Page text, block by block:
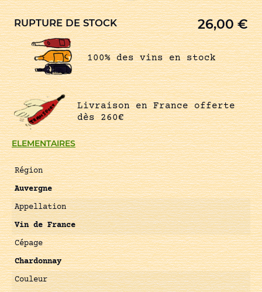
ELEMENTAIRES
Région
Auvergne
Appellation
Vin de France
Cépage
Chardonnay
Couleur
RUPTURE DE STOCK 26,00€
100% des vins en stock
Livraison en France offerte
dès 260€